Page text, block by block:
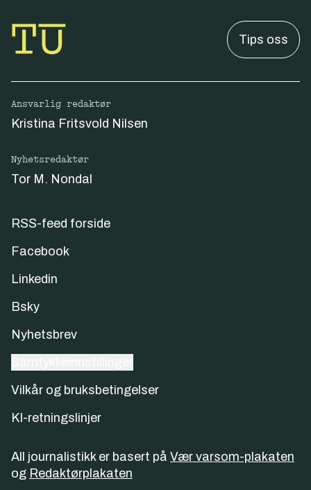
Tips oss
Ansvarlig redaktør
Kristina Fritsvold Nilsen
Nyhetsredaktør
Tor M. Nondal
RSS-feed forside
Facebook
Linkedin
Bsky
Nyhetsbrev
Vilkår og bruksbetingelser
KI-retningslinjer
All journalistikk er basert på Vær varsom-plakaten
og Redaktørplakaten